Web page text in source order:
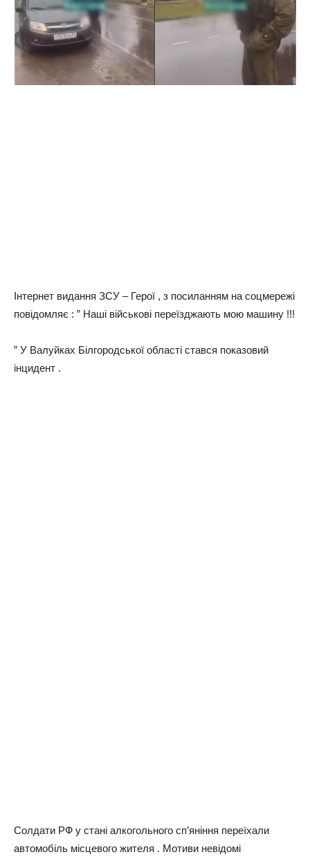
Інтернет видання ЗСУ – Герої , з посиланням на соцмережі
повідомляє : ” Наші військові переїзджають мою машину !!!
” У Валуйках Білгородської області стався показовий
інцидент .
Солдати РФ у стані алкогольного сп’яніння переїхали
автомобіль місцевого жителя . Мотиви невідомі